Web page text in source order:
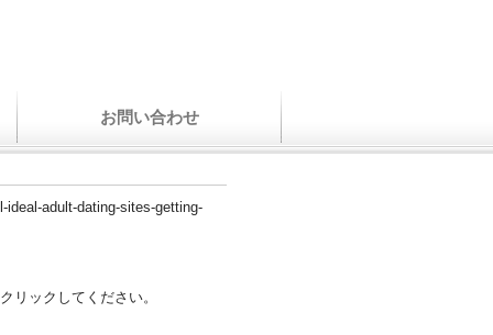
お問い合わせ
ideal-adult-dating-sites-getting-
リックしてください。